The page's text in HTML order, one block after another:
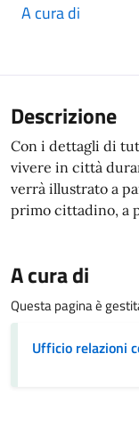
A cura di
Descrizione
Con i dettagli di
vivere in città
verrà illustrato a
primo cittadino, a
A cura di
Questa pagina è
Ufficio relazioni